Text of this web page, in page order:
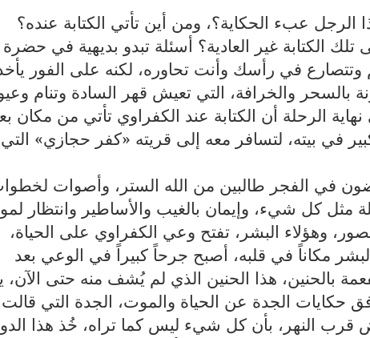
عبء الحكاية؟، ومن أين تأتي الكتابة عنده؟
تلك الكتابة غير العادية؟ أسئلة تبدو بديهية في حضرة
وتتصارع في رأسك وأنت تحاوره، لكنه على الفور
بالسحر والخرافة، التي تعيش قهر السادة وتنام
الرحلة أن الكتابة عند الكفراوي تأتي من مكان
في بيته، لتسافر معه إلى قريته «كفر حجازي» التي
في الفجر طالبين من الله الستر، وأصوات
مثل كل شيء، وإيمان بالغيب والأساطير وانتظار
وهؤلاء البشر، تفتح وعي الكفراوي على الحياة،
مكاناً في قلبه، أصبح جرحاً كبيراً في الوعي بعد
بالحنين، هذا الحنين الذي لم يُشف منه حتى الآن،
حكايات الجدة عن الحياة والموت، الجدة التي
قرب النهر، بأن كل شيء ليس كما تراه، خُذ هذا